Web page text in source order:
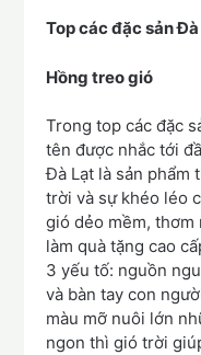
Top các đặc sản
Hồng treo gió
Trong top các đặc
tên được nhắc tới
Đà Lạt là sản phẩm
trời và sự khéo léo
gió dẻo mềm,
làm quà tặng cao
3 yếu tố: nguồn
và bàn tay con
màu mỡ nuôi lớn
ngon thì gió trời